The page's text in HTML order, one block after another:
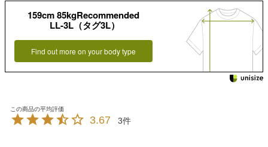
159cm 85kgRecommended
LL-3L（タグ3L）
Find out more on your body type
3.67 3